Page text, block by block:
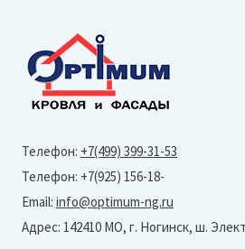
Телефон: +7(499) 399-31-53
Телефон: +7(925) 156-18-
Email: info@optimum-ng.ru
Адрес: 142410 МО, г. Ногинск, ш.